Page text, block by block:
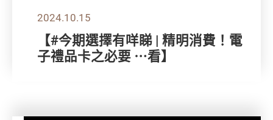
2024.10.15
【#今期選擇有咩睇 | 精明消費！電
子禮品卡之必要 ⋯看】